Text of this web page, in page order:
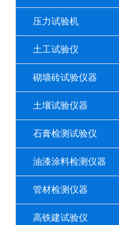
压力试验机
土工试验仪
砌墙砖试验仪器
土壤试验仪器
石膏检测试验仪
油漆涂料检测仪器
管材检测仪器
高铁建试验仪